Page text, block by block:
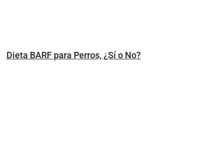
Dieta BARF para Perros, ¿Sí o No?